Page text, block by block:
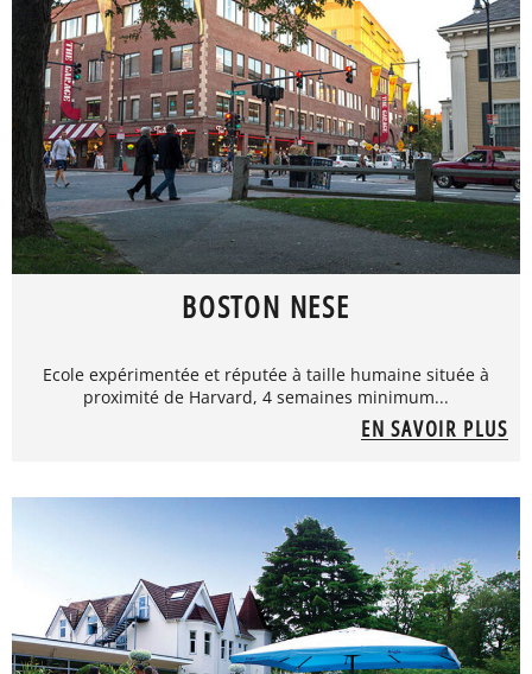
BOSTON NESE
Ecole expérimentée et réputée à taille humaine située à
proximité de Harvard, 4 semaines minimum...
EN SAVOIR PLUS